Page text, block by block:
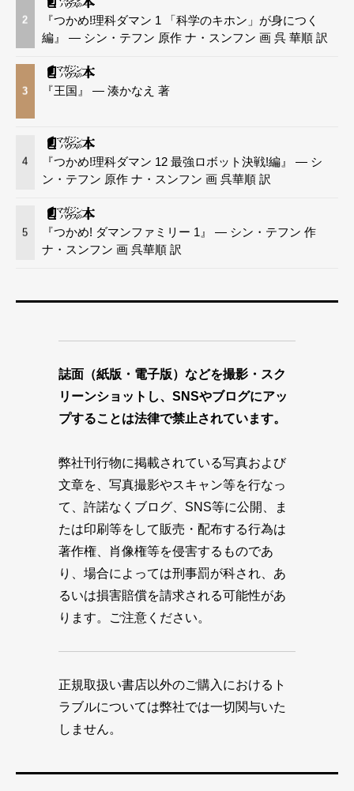
2
『つかめ!理科ダマン 1 「科学のキホン」が身につく
編』 — シン・テフン 原作 ナ・スンフン 画 呉 華順 訳
3 『王国』 — 湊かなえ 著
4
『つかめ!理科ダマン 12 最強ロボット決戦!編』 — シ
ン・テフン 原作 ナ・スンフン 画 呉華順 訳
5
『つかめ! ダマンファミリー 1』 — シン・テフン 作
ナ・スンフン 画 呉華順 訳
誌面（紙版・電子版）などを撮影・スク
リーンショットし、SNSやブログにアッ
プすることは法律で禁止されています。
弊社刊行物に掲載されている写真および
文章を、写真撮影やスキャン等を行なっ
て、許諾なくブログ、SNS等に公開、ま
たは印刷等をして販売・配布する行為は
著作権、肖像権等を侵害するものであ
り、場合によっては刑事罰が科され、あ
るいは損害賠償を請求される可能性があ
ります。ご注意ください。
正規取扱い書店以外のご購入におけるト
ラブルについては弊社では一切関与いた
しません。